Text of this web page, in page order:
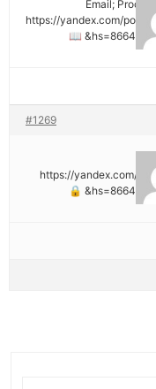
📖 Email;
https://yandex.com/poll/
#1269
https://yandex.com/